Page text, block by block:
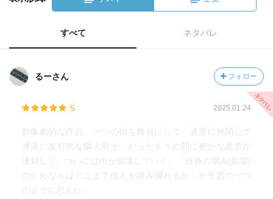
すべて ネタバレ
るーさん フォロー
5 2025.01.24
群像劇的な作品。一つの街を舞台にして「適度に無関心で
適度に友好的な隣人同士」だった人々の間に密かな悪意が
連鎖して、ついには街が崩壊していく。「自身の望み(欲望)
のためならばどこまで他人を踏み躙れるか」が主題の一つ
のように思えた。